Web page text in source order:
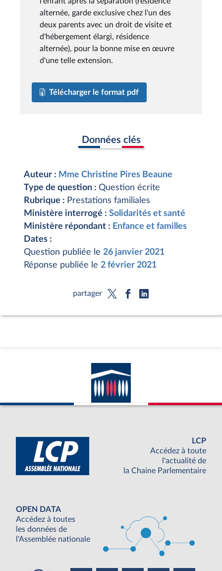
alternée, garde exclusive chez l'un des
deux parents avec un droit de visite et
d'hébergement élargi, résidence
alternée), pour la bonne mise en œuvre
d'une telle extension.
Télécharger le format pdf
Données clés
Auteur : Mme Christine Pires Beaune
Type de question : Question écrite
Rubrique : Prestations familiales
Ministère interrogé : Solidarités et santé
Ministère répondant : Enfance et familles
Dates :
Question publiée le 26 janvier 2021
Réponse publiée le 2 février 2021
partager
LCP
Accédez à toute
l'actualité de
la Chaine Parlementaire
OPEN DATA
Accédez à toutes
les données de
l'Assemblée nationale